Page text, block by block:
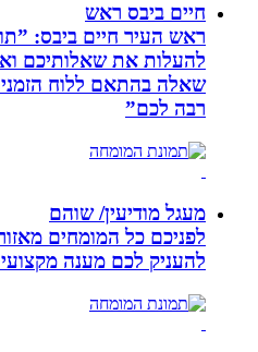
חיים ביבס ראש
ראש העיר חיים ביבס:
להעלות את שאלותיכם
שאלה בהתאם ללוח הזמנים
רבה לכם”
מעגל מודיעין/ שוהם
לפניכם כל המומחים מאזור
להעניק לכם מענה מקצועי